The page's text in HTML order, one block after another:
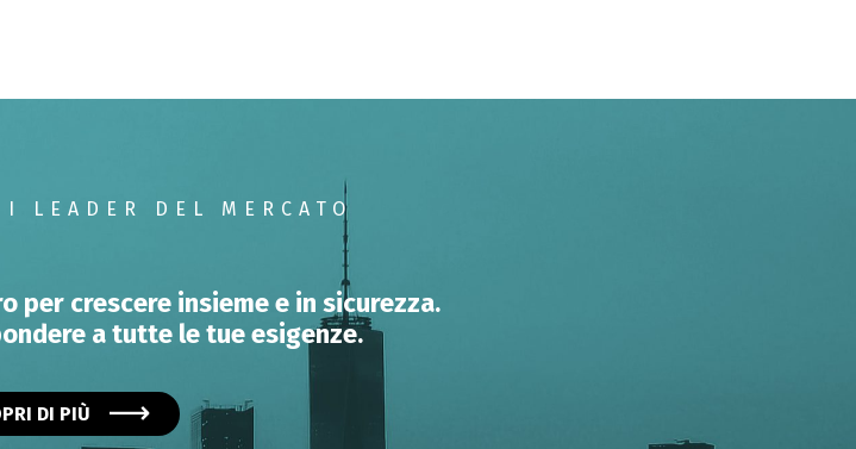
LEADER DEL MERCATO
per crescere insieme e in sicurezza.
a tutte le tue esigenze.
DI PIÙ